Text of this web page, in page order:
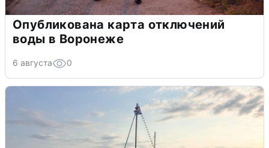
Опубликована карта отключений
воды в Воронеже
6 августа 0